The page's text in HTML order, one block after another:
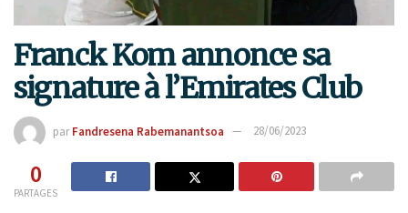
Franck Kom annonce sa
signature à l’Emirates Club
par Fandresena Rabemanantsoa 28/06/2023
0
PARTAGES